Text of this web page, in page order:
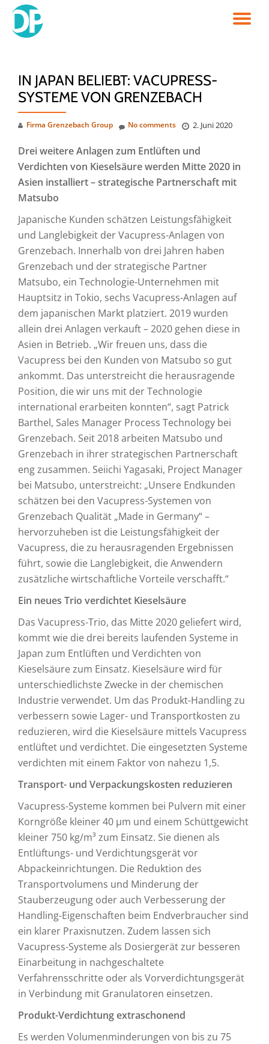
Skip
IN JAPAN BELIEBT: VACUPRESS-
SYSTEME VON GRENZEBACH
Firma Grenzebach Group 2. Juni 2020
No comments
Drei weitere Anlagen zum Entlüften und
Verdichten von Kieselsäure werden Mitte 2020 in
Asien installiert – strategische Partnerschaft mit
Matsubo
Japanische Kunden schätzen Leistungsfähigkeit
und Langlebigkeit der Vacupress-Anlagen von
Grenzebach. Innerhalb von drei Jahren haben
Grenzebach und der strategische Partner
Matsubo, ein Technologie-Unternehmen mit
Hauptsitz in Tokio, sechs Vacupress-Anlagen auf
dem japanischen Markt platziert. 2019 wurden
allein drei Anlagen verkauft – 2020 gehen diese in
Asien in Betrieb. „Wir freuen uns, dass die
Vacupress bei den Kunden von Matsubo so gut
ankommt. Das unterstreicht die herausragende
Position, die wir uns mit der Technologie
international erarbeiten konnten“, sagt Patrick
Barthel, Sales Manager Process Technology bei
Grenzebach. Seit 2018 arbeiten Matsubo und
Grenzebach in ihrer strategischen Partnerschaft
eng zusammen. Seiichi Yagasaki, Project Manager
bei Matsubo, unterstreicht: „Unsere Endkunden
schätzen bei den Vacupress-Systemen von
Grenzebach Qualität „Made in Germany“ –
hervorzuheben ist die Leistungsfähigkeit der
Vacupress, die zu herausragenden Ergebnissen
führt, sowie die Langlebigkeit, die Anwendern
zusätzliche wirtschaftliche Vorteile verschafft.“
Ein neues Trio verdichtet Kieselsäure
Das Vacupress-Trio, das Mitte 2020 geliefert wird,
kommt wie die drei bereits laufenden Systeme in
Japan zum Entlüften und Verdichten von
Kieselsäure zum Einsatz. Kieselsäure wird für
unterschiedlichste Zwecke in der chemischen
Industrie verwendet. Um das Produkt-Handling zu
verbessern sowie Lager- und Transportkosten zu
reduzieren, wird die Kieselsäure mittels Vacupress
entlüftet und verdichtet. Die eingesetzten Systeme
verdichten mit einem Faktor von nahezu 1,5.
Transport- und Verpackungskosten reduzieren
Vacupress-Systeme kommen bei Pulvern mit einer
Korngröße kleiner 40 µm und einem Schüttgewicht
kleiner 750 kg/m³ zum Einsatz. Sie dienen als
Entlüftungs- und Verdichtungsgerät vor
Abpackeinrichtungen. Die Reduktion des
Transportvolumens und Minderung der
Stauberzeugung oder auch Verbesserung der
Handling-Eigenschaften beim Endverbraucher sind
ein klarer Praxisnutzen. Zudem lassen sich
Vacupress-Systeme als Dosiergerät zur besseren
Einarbeitung in nachgeschaltete
Verfahrensschritte oder als Vorverdichtungsgerät
in Verbindung mit Granulatoren einsetzen.
Produkt-Verdichtung extraschonend
Es werden Volumenminderungen von bis zu 75